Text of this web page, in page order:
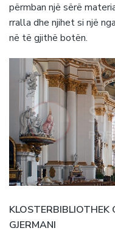
përmban një sërë
rralla dhe njihet si një
në të gjithë botën.
KLOSTERBIBLIOTHEK
GJERMANI